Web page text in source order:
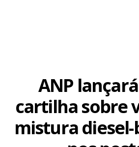
ANP
cartilha sobre
mistura